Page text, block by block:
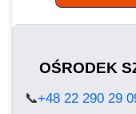
OŚRODEK
📞+48 22 290 29